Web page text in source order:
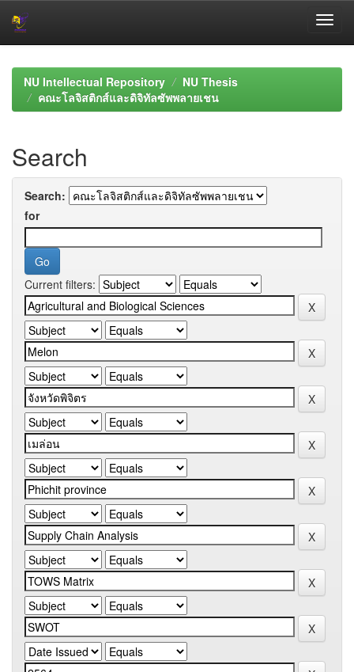
navigationNU Intellectual Repository
NU Thesis
คณะโลจิสติกส์และดิจิทัลซัพพลายเชน
Search
Search:
for
Current filters: